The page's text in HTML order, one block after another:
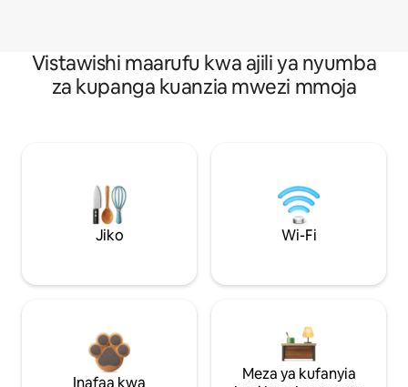
Vistawishi maarufu kwa ajili ya nyumba
za kupanga kuanzia mwezi mmoja
Jiko Wi-Fi
Inafaa kwa
Meza ya kufanyia